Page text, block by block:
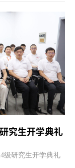
究生开学典礼
级研究生开学典礼